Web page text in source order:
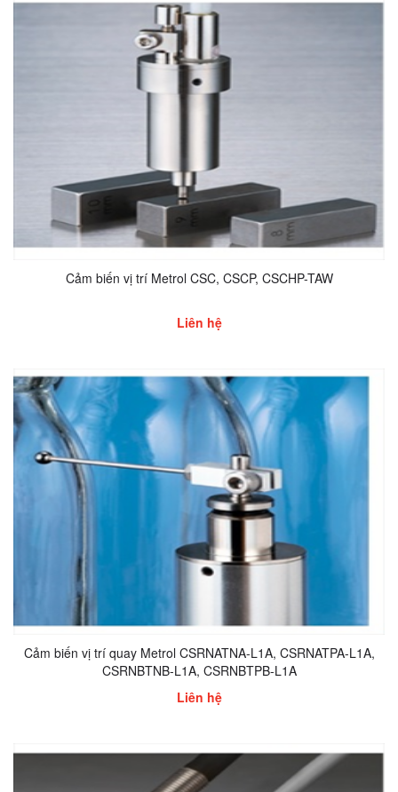
Cảm biến vị trí Metrol CSC, CSCP, CSCHP-TAW
Liên hệ
Cảm biến vị trí quay Metrol CSRNATNA-L1A, CSRNATPA-L1A,
CSRNBTNB-L1A, CSRNBTPB-L1A
Liên hệ